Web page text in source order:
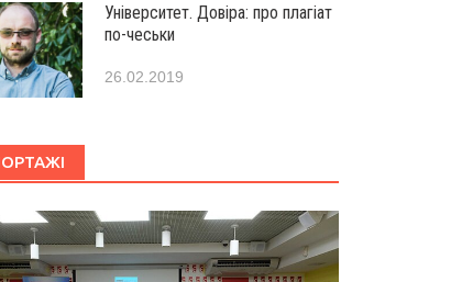
Університет. Довіра: про плагіат
по-чеськи
26.02.2019